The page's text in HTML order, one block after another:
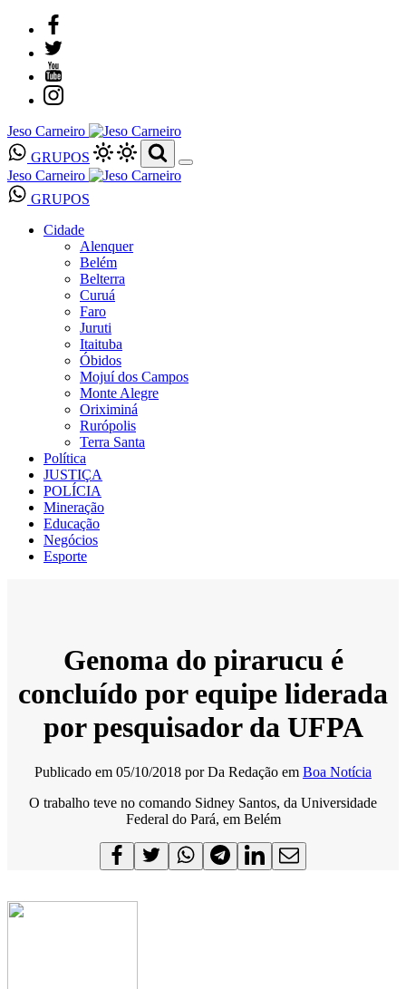
Jeso Carneiro
GRUPOS
Jeso Carneiro
GRUPOS
Cidade
Alenquer
Belém
Belterra
Curuá
Faro
Juruti
Itaituba
Óbidos
Mojuí dos Campos
Monte Alegre
Oriximiná
Rurópolis
Terra Santa
Política
JUSTIÇA
POLÍCIA
Mineração
Educação
Negócios
Esporte
Genoma do pirarucu é
concluído por equipe liderada
por pesquisador da UFPA
Publicado em 05/10/2018 porDa Redação em Boa Notícia
O trabalho teve no comando Sidney Santos, da Universidade
Federal do Pará, em Belém